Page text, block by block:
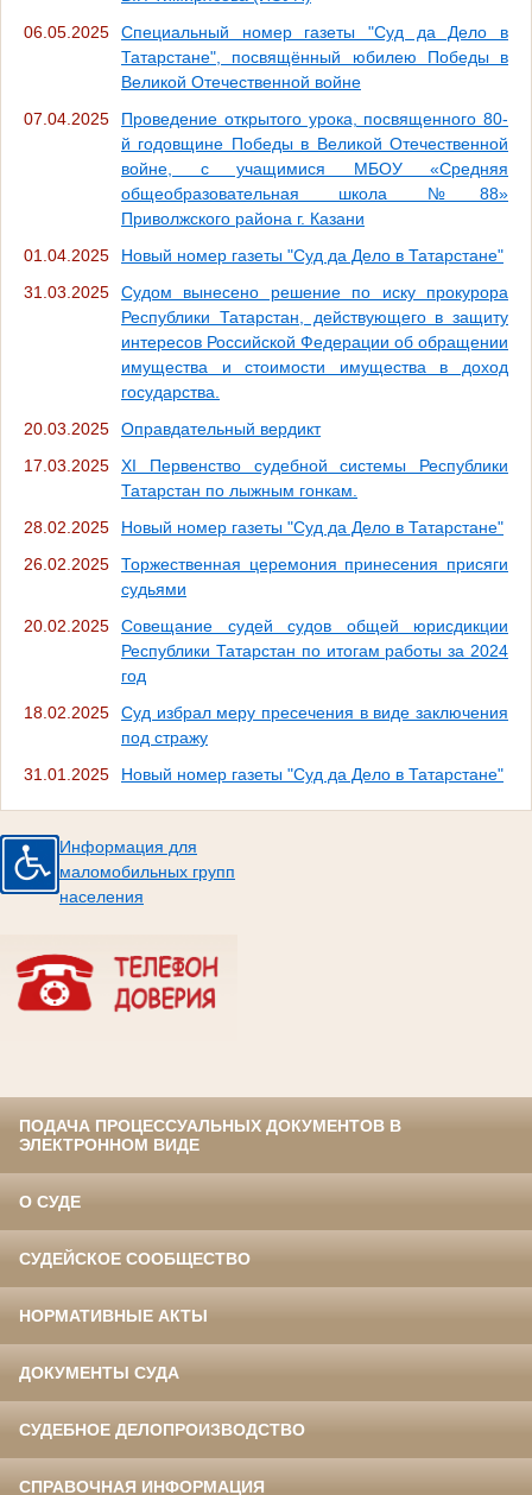
06.05.2025
Специальный номер газеты "Суд да Дело в
Татарстане", посвящённый юбилею Победы в
Великой Отечественной войне
07.04.2025
Проведение открытого урока, посвященного 80-
й годовщине Победы в Великой Отечественной
войне, с учащимися МБОУ «Средняя
общеобразовательная школа №88»
Приволжского района г. Казани
01.04.2025
Новый номер газеты "Суд да Дело в Татарстане"
31.03.2025
Судом вынесено решение по иску прокурора
Республики Татарстан, действующего в защиту
интересов Российской Федерации об обращении
имущества и стоимости имущества в доход
государства.
20.03.2025
Оправдательный вердикт
17.03.2025
ХI Первенство судебной системы Республики
Татарстан по лыжным гонкам.
28.02.2025
Новый номер газеты "Суд да Дело в Татарстане"
26.02.2025
Торжественная церемония принесения присяги
судьями
20.02.2025
Совещание судей судов общей юрисдикции
Республики Татарстан по итогам работы за 2024
год
18.02.2025
Суд избрал меру пресечения в виде заключения
под стражу
31.01.2025
Новый номер газеты "Суд да Дело в Татарстане"
Информация для
маломобильных групп
населения
ПОДАЧА ПРОЦЕССУАЛЬНЫХ ДОКУМЕНТОВ В
ЭЛЕКТРОННОМ ВИДЕ
О СУДЕ
СУДЕЙСКОЕ СООБЩЕСТВО
НОРМАТИВНЫЕ АКТЫ
ДОКУМЕНТЫ СУДА
СУДЕБНОЕ ДЕЛОПРОИЗВОДСТВО
СПРАВОЧНАЯ ИНФОРМАЦИЯ